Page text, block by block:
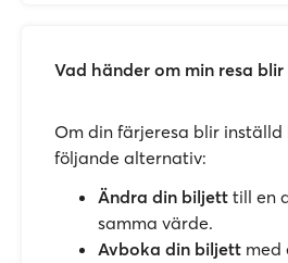
Vad händer om min resa blir
Om din färjeresa blir
följande alternativ:
Ändra din biljett till en
samma värde.
Avboka din biljett med